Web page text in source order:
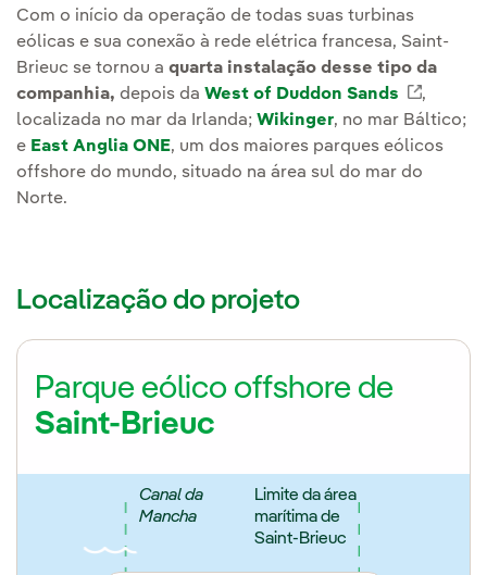
Com o início da operação de todas suas turbinas
eólicas e sua conexão à rede elétrica francesa, Saint-
Brieuc se tornou a quarta instalação desse tipo da
companhia, depois da West of Duddon Sands Link
,
localizada no mar da Irlanda; Wikinger, no mar Báltico;
e East Anglia ONE, um dos maiores parques eólicos
offshore do mundo, situado na área sul do mar do
Norte.
Localização do projeto
Parque eólico offshore de
Saint-Brieuc
Canal da
Mancha
Limite da área
marítima de
Saint-Brieuc